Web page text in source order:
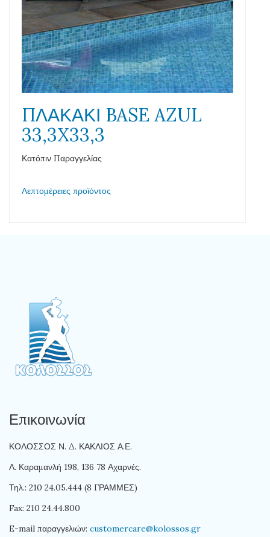
ΠΛΑΚΑΚΙ BASE AZUL
33,3X33,3
Κατόπιν Παραγγελίας
Λεπτομέρειες προϊόντος
Επικοινωνία
ΚΟΛΟΣΣΟΣ Ν. Δ. ΚΑΚΛΙΟΣ Α.Ε.
Λ. Καραμανλή 198, 136 78 Αχαρνές.
Τηλ.: 210 24.05.444 (8 ΓΡΑΜΜΕΣ)
Fax: 210 24.44.800
E-mail παραγγελιών: customercare@kolossos.gr